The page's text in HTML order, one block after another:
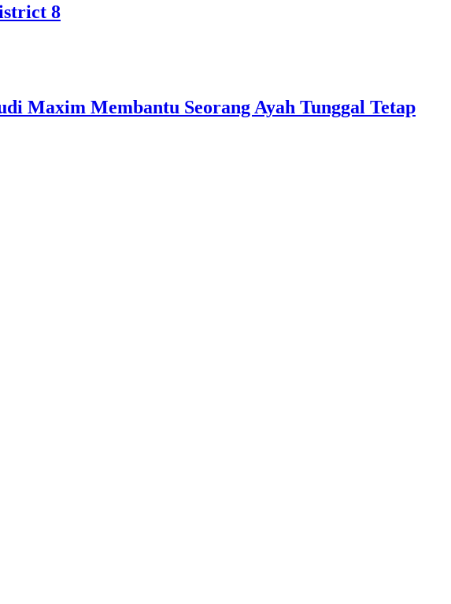
8
Maxim Membantu Seorang Ayah Tunggal Tetap